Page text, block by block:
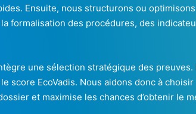
Ensuite, nous structurons ou
formalisation des procédures, des
une sélection stratégique des
score EcoVadis. Nous aidons donc à
et maximise les chances d’obtenir le